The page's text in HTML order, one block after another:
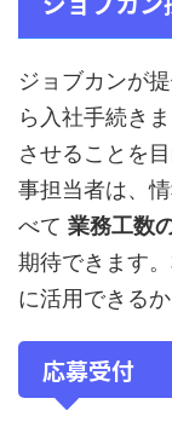
ジョブカンが
ら入社手続き
させることを
事担当者は、
べて 業務工数
期待できます
に活用できる
応募受付